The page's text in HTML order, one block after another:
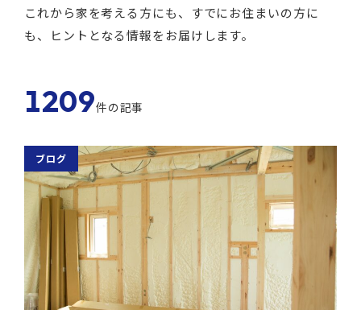
これから家を考える方にも、すでにお住まいの方に
も、ヒントとなる情報をお届けします。
1209件の記事
ブログ